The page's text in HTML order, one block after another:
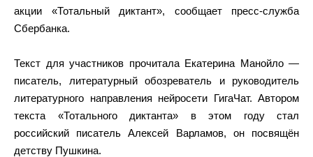
акции «Тотальный диктант», сообщает пресс-служба
Сбербанка.
Текст для участников прочитала Екатерина Манойло —
писатель, литературный обозреватель и руководитель
литературного направления нейросети ГигаЧат. Автором
текста «Тотального диктанта» в этом году стал
российский писатель Алексей Варламов, он посвящён
детству Пушкина.